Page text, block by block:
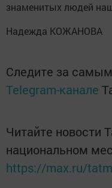
знаменитых людей
Надежда КОЖАНОВА
Следите за
Telegram-канале
Читайте новости
национальном
https://max.ru/